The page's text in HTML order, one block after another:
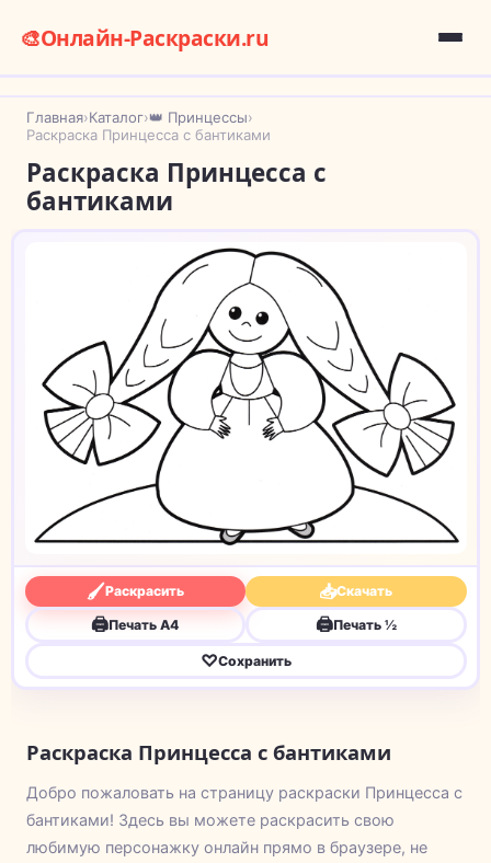
🎨Онлайн-Раскраски.ru
Главная›Каталог›👑 Принцессы›
Раскраска Принцесса с бантиками
Раскраска Принцесса с
бантиками
🖌Раскрасить 📥Скачать
🖨Печать A4 🖨Печать ½
♡Сохранить
Раскраска Принцесса с бантиками
Добро пожаловать на страницу раскраски Принцесса с
бантиками! Здесь вы можете раскрасить свою
любимую персонажку онлайн прямо в браузере, не